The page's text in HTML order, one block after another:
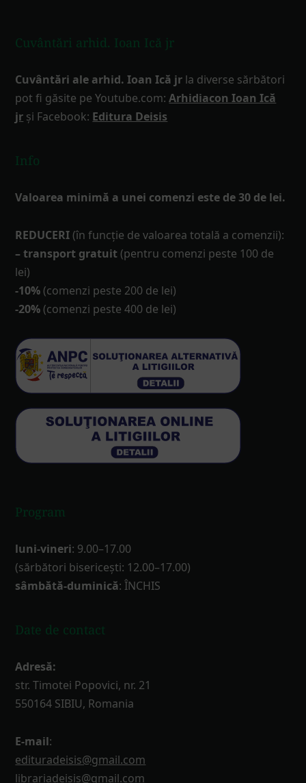
Cuvântări arhid. Ioan Ică jr
Cuvântări ale arhid. Ioan Ică jr la diverse sărbători
pot fi găsite pe Youtube.com:Arhidiacon Ioan Ică
jr și Facebook: Editura Deisis
Info
Valoarea minimă a unei comenzi este de 30 de lei.
REDUCERI (în funcţie de valoarea totală a comenzii):
– transport gratuit (pentru comenzi peste 100 de
lei)
-10% (comenzi peste 200 de lei)
-20% (comenzi peste 400 de lei)
Program
luni-vineri: 9.00–17.00
(sărbători bisericești: 12.00–17.00)
sâmbătă-duminică: ÎNCHIS
Date de contact
Adresă:
str. Timotei Popovici, nr. 21
550164 SIBIU, Romania
E-mail:
edituradeisis@gmail.com
librariadeisis@gmail.com